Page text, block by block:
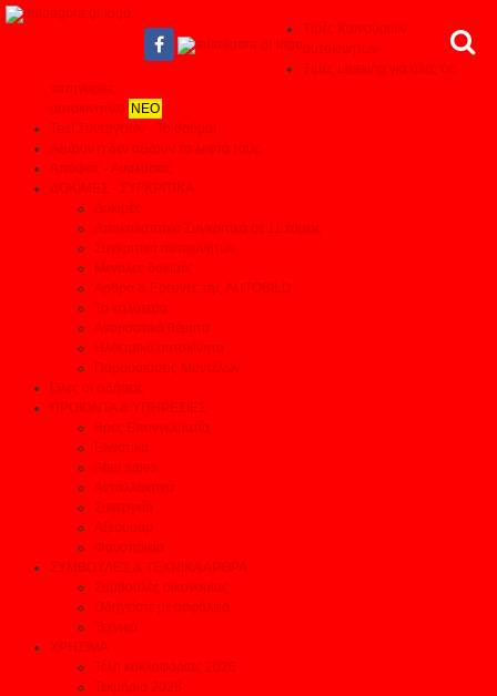
Τιμές Καινούριων
αυτοκινήτων
Τιμές Leasing για όλες τις
κατηγορίες
αυτοκινήτων ΝΕΟ
Test Συνεργείων - Το θαύμα!
Αξίζουν ή δεν αξίζουν τα λεφτά τους
Απόψεις - Αναλύσεις
ΔΟΚΙΜΕΣ - ΣΥΓΚΡΙΤΙΚΑ
Δοκιμές
Αποκαλυπτικά Συγκριτικά σε 11 τομείς
Συγκριτικά αυτοκινήτων
Μεγάλες δοκιμές
Αρθρα & Ερευνες της AUTOBILD
Τα καλύτερα
Αγοραστικά θέματα
Ηλεκτρικά αυτοκίνητα
Παρουσιάσεις Μοντέλων
Όλες οι ειδήσεις
ΠΡΟΙΟΝΤΑ & ΥΠΗΡΕΣΙΕΣ
Βρες Επαγγελματία
Ελαστικά
After sales
Ανταλλακτικά
Συνεργεία
Αξεσουάρ
Φανοποιεία
ΣΥΜΒΟΥΛΕΣ & ΤΕΧΝΙΚΑ ΑΡΘΡΑ
Συμβουλές οικονομίας
Οδηγείστε με ασφάλεια
Τεχνικά
ΧΡΗΣΙΜΑ
Τέλη κυκλοφορίας 2026
Τεκμήρια 2026